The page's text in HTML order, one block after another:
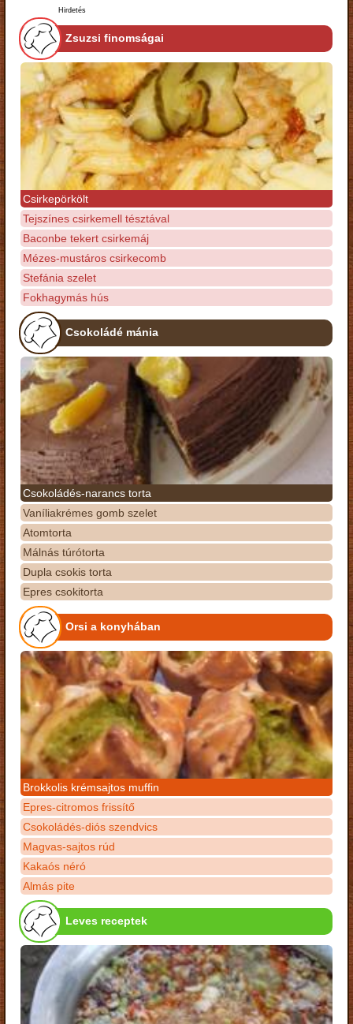
Hirdetés
Zsuzsi finomságai
Csirkepörkölt
Tejszínes csirkemell tésztával
Baconbe tekert csirkemáj
Mézes-mustáros csirkecomb
Stefánia szelet
Fokhagymás hús
Csokoládé mánia
Csokoládés-narancs torta
Vaníliakrémes gomb szelet
Atomtorta
Málnás túrótorta
Dupla csokis torta
Epres csokitorta
Orsi a konyhában
Brokkolis krémsajtos muffin
Epres-citromos frissítő
Csokoládés-diós szendvics
Magvas-sajtos rúd
Kakaós néró
Almás pite
Leves receptek